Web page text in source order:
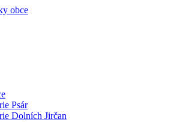
obce
Psár
Dolních Jirčan